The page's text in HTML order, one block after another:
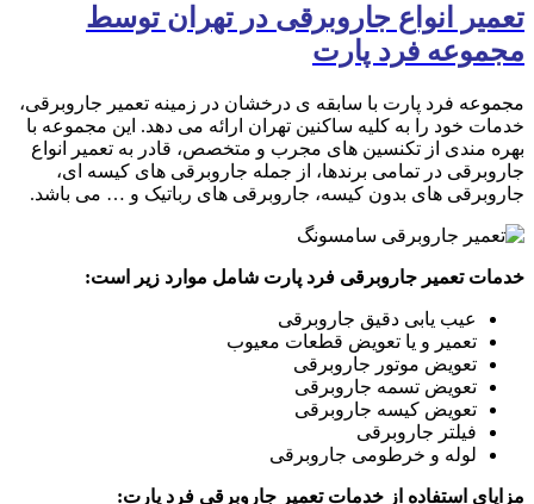
تعمیر انواع جاروبرقی در تهران توسط
مجموعه فرد پارت
مجموعه فرد پارت با سابقه ی درخشان در زمینه تعمیر جاروبرقی،
خدمات خود را به کلیه ساکنین تهران ارائه می دهد. این مجموعه با
بهره مندی از تکنسین های مجرب و متخصص، قادر به تعمیر انواع
جاروبرقی در تمامی برندها، از جمله جاروبرقی های کیسه ای،
جاروبرقی های بدون کیسه، جاروبرقی های رباتیک و … می باشد.
خدمات تعمیر جاروبرقی فرد پارت شامل موارد زیر است:
عیب یابی دقیق جاروبرقی
تعمیر و یا تعویض قطعات معیوب
تعویض موتور جاروبرقی
تعویض تسمه جاروبرقی
تعویض کیسه جاروبرقی
فیلتر جاروبرقی
لوله و خرطومی جاروبرقی
مزایای استفاده از خدمات تعمیر جاروبرقی فرد پارت: